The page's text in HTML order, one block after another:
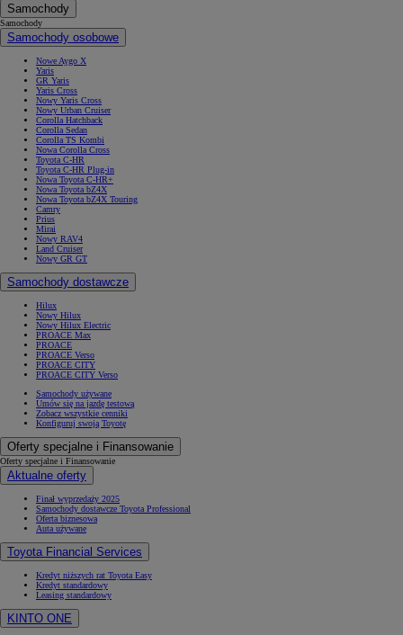
Samochody
Samochody
Samochody osobowe
Nowe Aygo X
Yaris
GR Yaris
Yaris Cross
Nowy Yaris Cross
Nowy Urban Cruiser
Corolla Hatchback
Corolla Sedan
Corolla TS Kombi
Nowa Corolla Cross
Toyota C-HR
Toyota C-HR Plug-in
Nowa Toyota C-HR+
Nowa Toyota bZ4X
Nowa Toyota bZ4X Touring
Camry
Prius
Mirai
Nowy RAV4
Land Cruiser
Nowy GR GT
Samochody dostawcze
Hilux
Nowy Hilux
Nowy Hilux Electric
PROACE Max
PROACE
PROACE Verso
PROACE CITY
PROACE CITY Verso
Samochody używane
Umów się na jazdę testową
Zobacz wszystkie cenniki
Konfiguruj swoją Toyotę
Oferty specjalne i Finansowanie
Oferty specjalne i Finansowanie
Aktualne oferty
Finał wyprzedaży 2025
Samochody dostawcze Toyota Professional
Oferta biznesowa
Auta używane
Toyota Financial Services
Kredyt niższych rat Toyota Easy
Kredyt standardowy
Leasing standardowy
KINTO ONE